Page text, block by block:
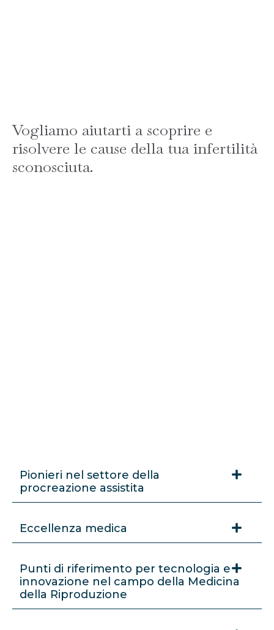
Vogliamo aiutarti a scoprire e
risolvere le cause della tua infertilità
sconosciuta.
Pionieri nel settore della
procreazione assistita
Eccellenza medica
Punti di riferimento per tecnologia e
innovazione nel campo della Medicina
della Riproduzione